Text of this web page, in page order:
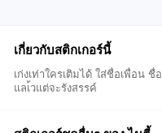
เกี่ยวกับสติกเกอร์นี้
เก่งเท่าใครเติมได้ ใส่ชื่อเพื่อน
แลเ้วแต่จะรังสรรค์